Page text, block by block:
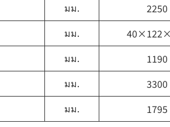
มม. 2250
มม.
มม. 1190
มม. 3300
มม. 1795